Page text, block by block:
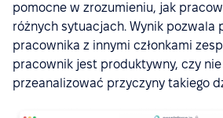
pomocne w zrozumieniu, jak
różnych sytuacjach. Wynik pozwala
pracownika z innymi członkami
pracownik jest produktywny, czy nie
przeanalizować przyczyny takiego